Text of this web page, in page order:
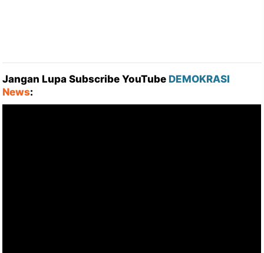
Jangan Lupa Subscribe YouTube DEMOKRASI
News: